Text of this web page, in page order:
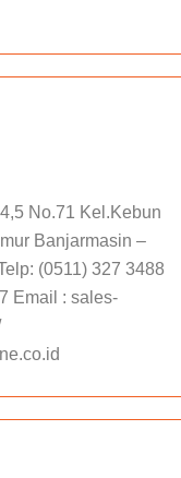
No.71 Kel.Kebun
Banjarmasin –
(0511) 327 3488
Email : sales-